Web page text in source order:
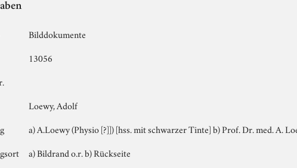
Bilddokumente
13056
Loewy, Adolf
a) A.Loewy (Physio [?]]) [hss. mit schwarzer Tinte] b) Prof. Dr. med. A.
a) Bildrand o.r. b) Rückseite